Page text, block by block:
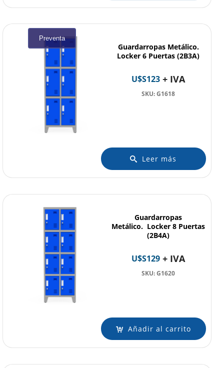
Guardarropas Metálico.
Locker 6 Puertas (2B3A)
Preventa
U$S123 + IVA
SKU: G1618
Leer más
Guardarropas
Metálico. Locker 8 Puertas
(2B4A)
U$S129 + IVA
SKU: G1620
Añadir al carrito